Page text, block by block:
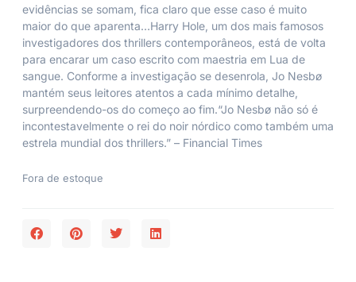
evidências se somam, fica claro que esse caso é muito
maior do que aparenta…Harry Hole, um dos mais famosos
investigadores dos thrillers contemporâneos, está de volta
para encarar um caso escrito com maestria em Lua de
sangue. Conforme a investigação se desenrola, Jo Nesbø
mantém seus leitores atentos a cada mínimo detalhe,
surpreendendo-os do começo ao fim.“Jo Nesbø não só é
incontestavelmente o rei do noir nórdico como também uma
estrela mundial dos thrillers.” – Financial Times
Fora de estoque